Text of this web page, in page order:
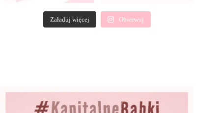
Załaduj więcej Obserwuj